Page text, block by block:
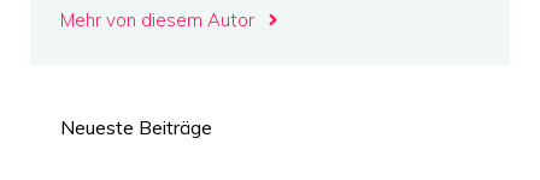
Mehr von diesem Autor
Neueste Beiträge